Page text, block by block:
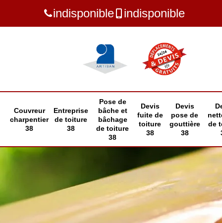
indisponible indisponible
Couvreur
charpentier
38
Entreprise
de toiture
38
Pose de
bâche et
bâchage
de toiture
38
Devis
fuite de
toiture
38
Devis
pose de
gouttière
38
de